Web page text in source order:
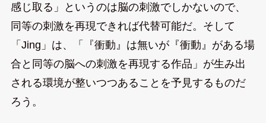
感じ取る」というのは脳の刺激でしかないので、
同等の刺激を再現できれば代替可能だ。そして
「Jing」は、「『衝動』は無いが『衝動』がある場
合と同等の脳への刺激を再現する作品」が生み出
される環境が整いつつあることを予見するものだ
ろう。